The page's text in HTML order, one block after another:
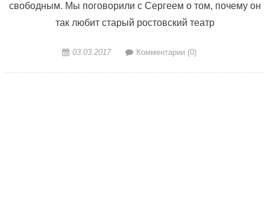
свободным. Мы поговорили с Сергеем о том, почему он
так любит старый ростовский театр
03.03.2017 Комментарии (0)